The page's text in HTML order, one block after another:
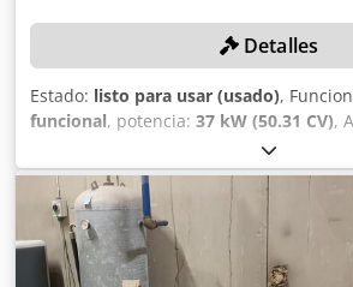
Detalles
Estado: listo para usar (usado),
funcional, potencia: 37 kW (50.31 CV),
,
1,500 l, velocidad de giro (máx.):3,800
volumétrico:475.2 m³/h
, número de
API866497, El compresor recibió un
exhaustivo en diciembre de 2025; ¡se
filtros! DETALLES TÉCNICOS Presión de